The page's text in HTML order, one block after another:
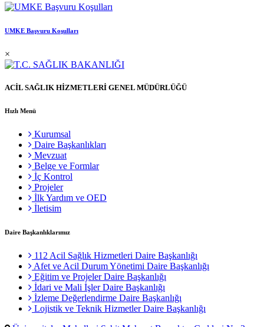
UMKE Başvuru Koşulları
×
ACİL SAĞLIK HİZMETLERİ GENEL MÜDÜRLÜĞÜ
Hızlı Menü
Kurumsal
Daire Başkanlıkları
Mevzuat
Belge ve Formlar
İç Kontrol
Projeler
İlk Yardım ve OED
İletisim
Daire Başkanlıklarımız
112 Acil Sağlık Hizmetleri Daire Başkanlığı
Afet ve Acil Durum Yönetimi Daire Başkanlığı
Eğitim ve Projeler Daire Başkanlığı
İdari ve Mali İşler Daire Başkanlığı
İzleme Değerlendirme Daire Başkanlığı
Lojistik ve Teknik Hizmetler Daire Başkanlığı